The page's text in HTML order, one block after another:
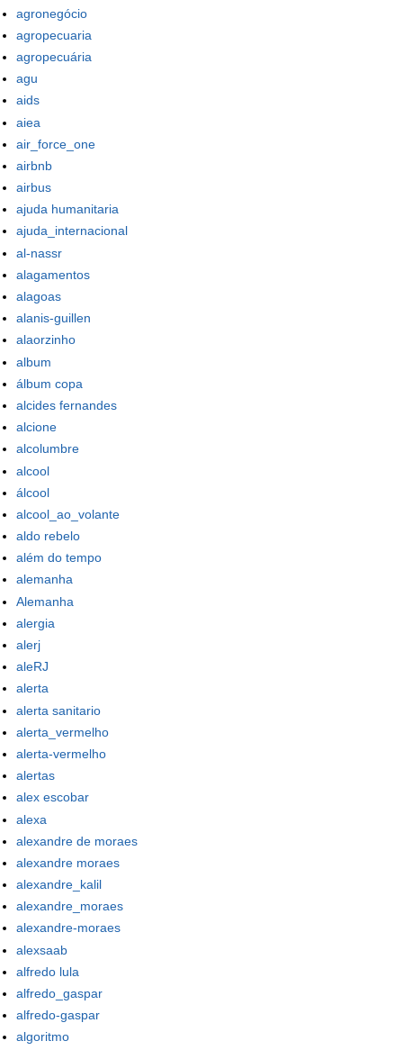
agronegócio
agropecuaria
agropecuária
agu
aids
aiea
air_force_one
airbnb
airbus
ajuda humanitaria
ajuda_internacional
al-nassr
alagamentos
alagoas
alanis-guillen
alaorzinho
album
álbum copa
alcides fernandes
alcione
alcolumbre
alcool
álcool
alcool_ao_volante
aldo rebelo
além do tempo
alemanha
Alemanha
alergia
alerj
aleRJ
alerta
alerta sanitario
alerta_vermelho
alerta-vermelho
alertas
alex escobar
alexa
alexandre de moraes
alexandre moraes
alexandre_kalil
alexandre_moraes
alexandre-moraes
alexsaab
alfredo lula
alfredo_gaspar
alfredo-gaspar
algoritmo